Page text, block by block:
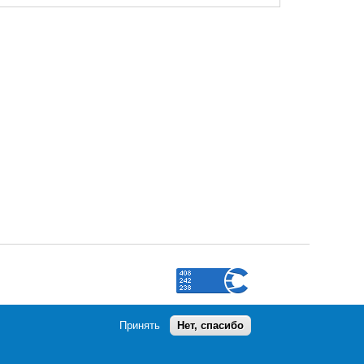
Принять Нет, спасибо